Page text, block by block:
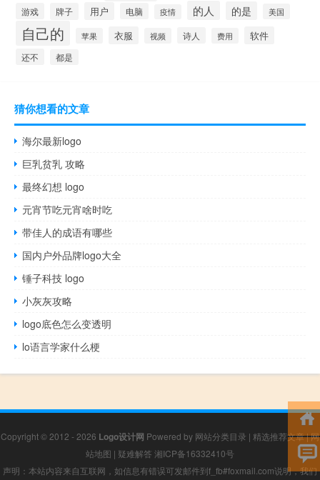
游戏 牌子 用户 电脑 疫情 的人 的是 美国
自己的 苹果 衣服 视频 诗人 费用 软件
还不 都是
猜你想看的文章
海尔最新logo
巨乳贫乳 攻略
最终幻想 logo
元宵节吃元宵啥时吃
带佳人的成语有哪些
国内户外品牌logo大全
锤子科技 logo
小灰灰攻略
logo底色怎么变透明
lo语言学家什么梗
Copyright © 2012 - 2026 Logo设计网 Powered by 网站分类目录 | 精选推荐文章|网
站地图 | 疑难解答 湘ICP备16332410号
声明：本站内容来自互联网，如信息有错误可发邮件到f_fb#foxmail.com说明，我们